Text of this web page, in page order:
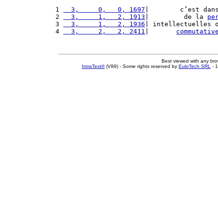
1
  3,     0,   0, 1697
|        c’est
2
  3,     1,   2, 1913
|         de la
3
  3,     1,   2, 1936
| intellectuelles
4
  3,     2,   2, 2411
Best viewed with any
IntraText®(V89) - Some rights reserved by EuloTech SRL -